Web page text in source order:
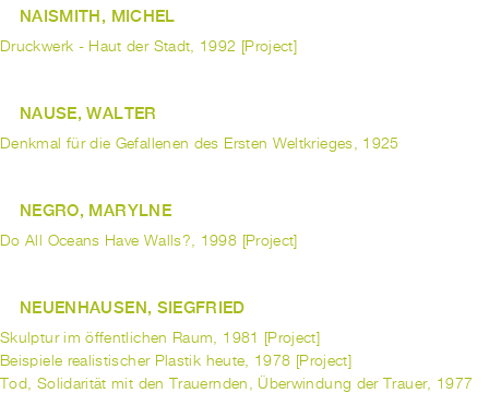
NAISMITH, MICHEL
Druckwerk - Haut der Stadt, 1992 [Project]
NAUSE, WALTER
Denkmal für die Gefallenen des Ersten Weltkrieges, 1925
NEGRO, MARYLNE
Do All Oceans Have Walls?, 1998 [Project]
NEUENHAUSEN, SIEGFRIED
Skulptur im öffentlichen Raum, 1981 [Project]
Beispiele realistischer Plastik heute, 1978 [Project]
Tod, Solidarität mit den Trauernden, Überwindung der Trauer, 1977